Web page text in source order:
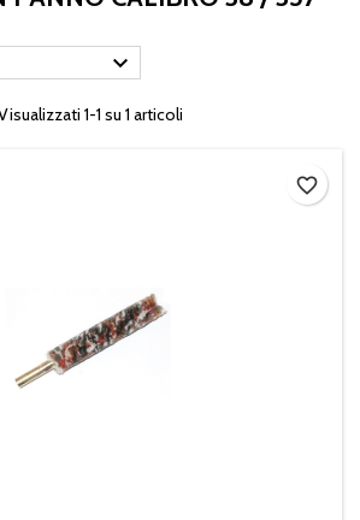

1-1 su 1 articoli
favorite_border